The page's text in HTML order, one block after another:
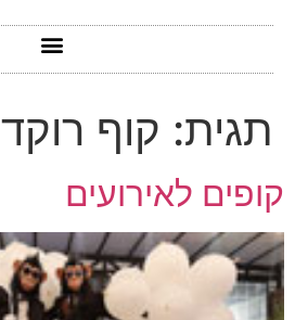
תגית: קוף רוקד
קופים לאירועים